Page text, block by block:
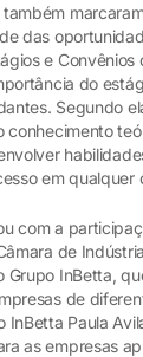
também
das
e Convênios
do
Segundo
conhecimento
em qualquer
com a
de
Grupo InBetta,
de
InBetta Paula
as empresas